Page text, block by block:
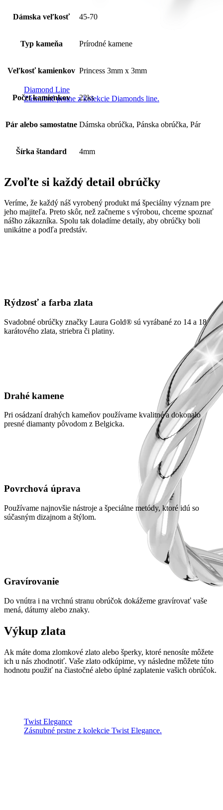
Diamond Line
Zásnubné prstne z kolekcie Diamonds line.
Twist Elegance
Zásnubné prstne z kolekcie Twist Elegance.
Dámska veľkosť 45-70
Typ kameňa Prírodné kamene
Veľkosť kamienkov Princess 3mm x 3mm
Počet kamienkov 22ks
Pár alebo samostatne Dámska obrúčka, Pánska obrúčka, Pár
Šírka štandard 4mm
Zvoľte si každý detail obrúčky
Veríme, že každý náš vyrobený produkt má špeciálny význam pre
jeho majiteľa. Preto skôr, než začneme s výrobou, chceme spoznať
nášho zákazníka. Spolu tak doladíme detaily, aby obrúčky boli
unikátne a podľa predstáv.
Rýdzosť a farba zlata
Svadobné obrúčky značky Laura Gold® sú vyrábané zo 14 a 18
karátového zlata, striebra či platiny.
Drahé kamene
Pri osádzaní drahých kameňov používame kvalitné a dokonalo
presné diamanty pôvodom z Belgicka.
Povrchová úprava
Používame najnovšie nástroje a špeciálne metódy, ktoré idú so
súčasným dizajnom a štýlom.
Gravírovanie
Do vnútra i na vrchnú stranu obrúčok dokážeme gravírovať vaše
mená, dátumy alebo znaky.
Výkup zlata
Ak máte doma zlomkové zlato alebo šperky, ktoré nenosíte môžete
ich u nás zhodnotiť. Vaše zlato odkúpime, vy následne môžete túto
hodnotu použiť na čiastočné alebo úplné zaplatenie vašich obrúčok.